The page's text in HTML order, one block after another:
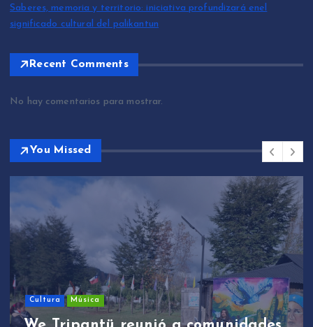
Saberes, memoria y territorio: iniciativa profundizará enel
significado cultural del palikantun
Recent Comments
No hay comentarios para mostrar.
You Missed
Cultura Música